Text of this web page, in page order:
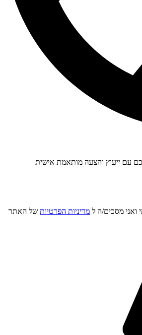
עם ייעוץ והצעה מותאמת אישית
ואני מסכים/ה ל מדיניות הפרטיות של האתר